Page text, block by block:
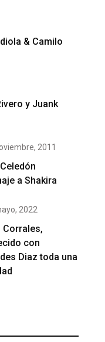
& Camilo
y Juank
2011
a Shakira
2022
Corrales,
con
Diaz toda una